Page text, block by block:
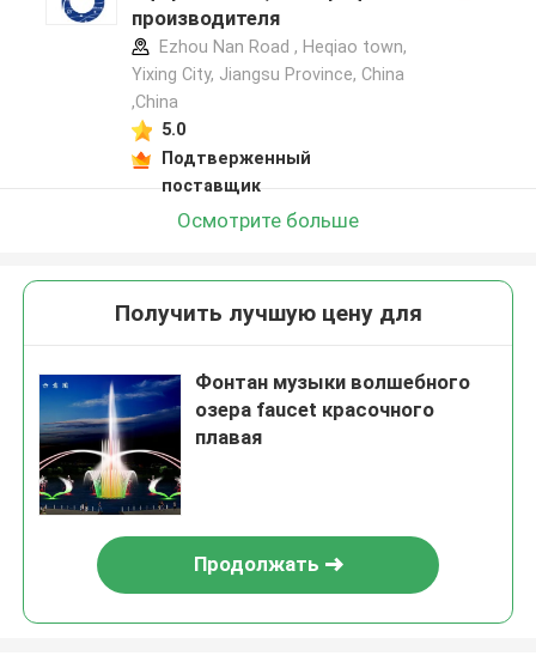
производителя
Ezhou Nan Road , Heqiao town,
Yixing City, Jiangsu Province, China
,China
5.0
Подтверженный
поставщик
Осмотрите больше
Получить лучшую цену для
Фонтан музыки волшебного
озера faucet красочного
плавая
Продолжать